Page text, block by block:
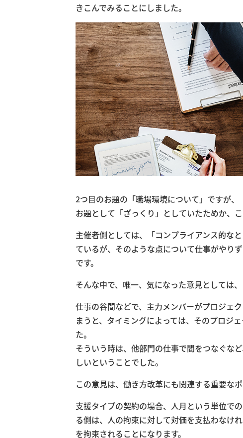
きこんでみることにしました。
2つ目のお題の「職場環境について」ですが、
お題として「ざっくり」としていたためか、
主催者側としては、「コンプライアンス的な
ているが、そのような点について仕事がやり
です。
そんな中で、唯一、気になった意見としては、
仕事の谷間などで、主力メンバーがプロジェ
まうと、タイミングによっては、そのプロジ
た。
そういう時は、他部門の仕事で間をつなぐな
しいということでした。
この意見は、働き方改革にも関連する重要な
支援タイプの契約の場合、人月という単位で
る側は、人の拘束に対して対価を支払わなけ
を拘束されることになります。